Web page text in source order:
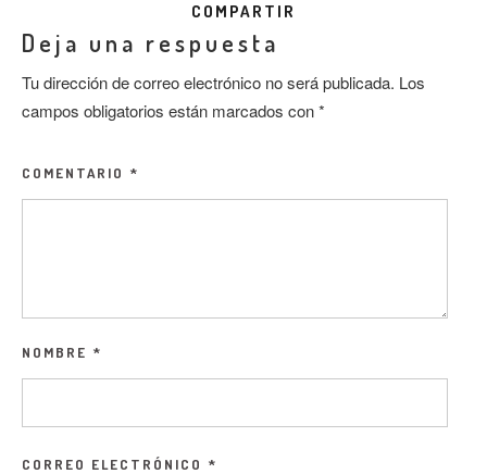
COMPARTIR
Deja una respuesta
Tu dirección de correo electrónico no será publicada. Los
campos obligatorios están marcados con*
COMENTARIO *
NOMBRE *
CORREO ELECTRÓNICO *